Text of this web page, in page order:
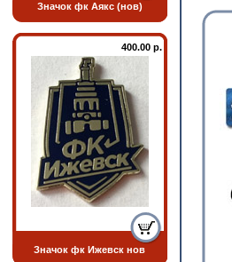
Значок фк Аякс (нов)
400.00 р.
Значок фк Ижевск нов